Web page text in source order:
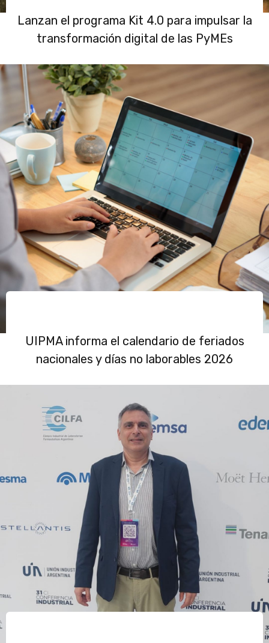
Lanzan el programa Kit 4.0 para impulsar la
transformación digital de las PyMEs
UIPMA informa el calendario de feriados
nacionales y días no laborables 2026